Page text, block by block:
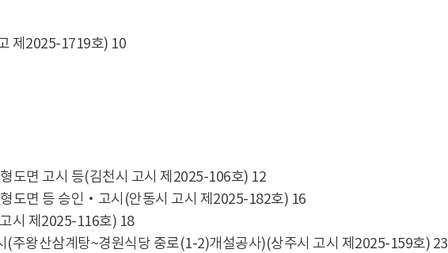
제2025-1719호) 10
도면 고시 등(김천시 고시 제2025-106호) 12
도면 등 승인‧고시(안동시 고시 제2025-182호) 16
시 제2025-116호) 18
(주왕산삼계탕~경원식당 중로(1-2)개설공사)(상주시 고시 제2025-159호) 23